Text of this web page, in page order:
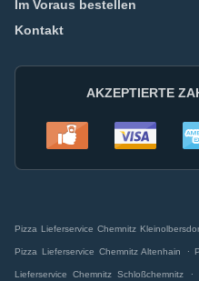
Im Voraus bestellen
Kontakt
AKZEPTIERTE
Pizza Lieferservice Chemnitz
Pizza Lieferservice Chemnitz Altenhain .
Lieferservice Chemnitz Schloßchemnitz .